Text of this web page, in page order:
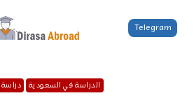
المحتوى
Telegram
الدراسة في السعودية